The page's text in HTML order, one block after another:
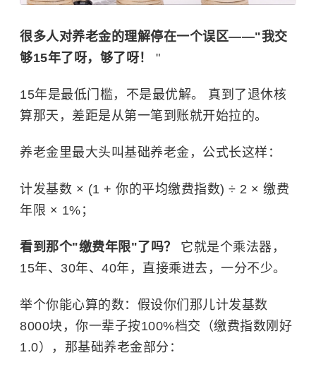
很多人对养老金的理解停在一个误区——"我交
够15年了呀，够了呀！ "
15年是最低门槛，不是最优解。 真到了退休核
算那天，差距是从第一笔到账就开始拉的。
养老金里最大头叫基础养老金 ，公式长这样：
计发基数 × (1 + 你的平均缴费指数) ÷ 2 × 缴费
年限 × 1%；
看到那个"缴费年限"了吗？ 它就是个乘法器，
15年、30年、40年，直接乘进去，一分不少。
举个你能心算的数：假设你们那儿计发基数
8000块，你一辈子按100%档交（缴费指数刚好
1.0），那基础养老金部分：